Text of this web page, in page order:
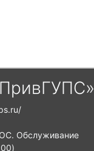
Обслуживание